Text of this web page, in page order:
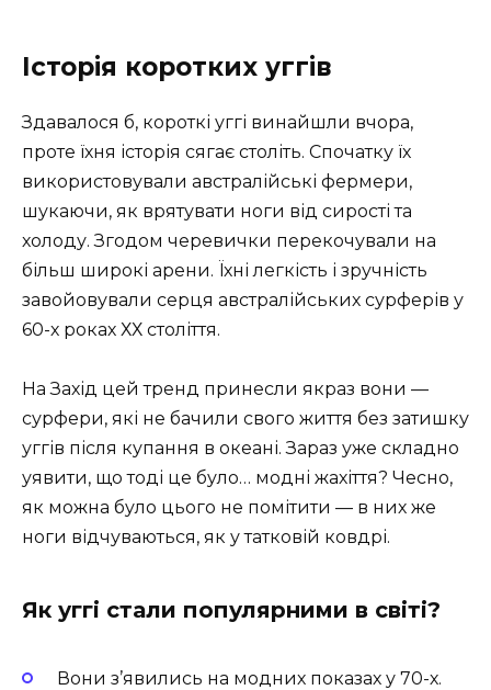
Історія коротких уггів
Здавалося б, короткі уггі винайшли вчора,
проте їхня історія сягає століть. Спочатку їх
використовували австралійські фермери,
шукаючи, як врятувати ноги від сирості та
холоду. Згодом черевички перекочували на
більш широкі арени. Їхні легкість і зручність
завойовували серця австралійських сурферів у
60-х роках ХХ століття.
На Захід цей тренд принесли якраз вони —
сурфери, які не бачили свого життя без затишку
уггів після купання в океані. Зараз уже складно
уявити, що тоді це було… модні жахіття? Чесно,
як можна було цього не помітити — в них же
ноги відчуваються, як у татковій ковдрі.
Як уггі стали популярними в світі?
Вони з’явились на модних показах у 70-х.